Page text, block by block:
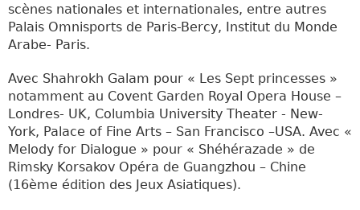
scènes nationales et internationales, entre autres
Palais Omnisports de Paris-Bercy, Institut du Monde
Arabe- Paris.
Avec Shahrokh Galam pour « Les Sept princesses »
notamment au Covent Garden Royal Opera House –
Londres- UK, Columbia University Theater - New-
York, Palace of Fine Arts – San Francisco –USA. Avec «
Melody for Dialogue » pour « Shéhérazade » de
Rimsky Korsakov Opéra de Guangzhou – Chine
(16ème édition des Jeux Asiatiques).